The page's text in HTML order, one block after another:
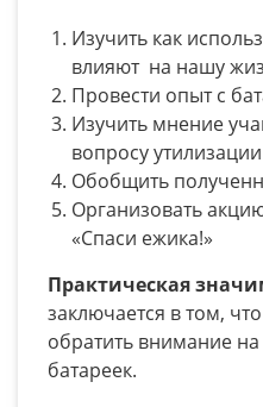
Изучить как
влияют на нашу
Провести опыт с
Изучить мнение
вопросу
Обобщить
Организовать
«Спаси ежика!»
Практическая
заключается в том,
обратить внимание
батареек.